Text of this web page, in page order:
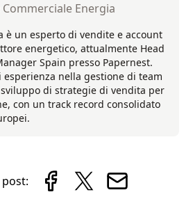
Energia
è un esperto di vendite e account
energetico, attualmente Head
Spain presso Papernest.
nella gestione di team
di strategie di vendita per
con un track record consolidato